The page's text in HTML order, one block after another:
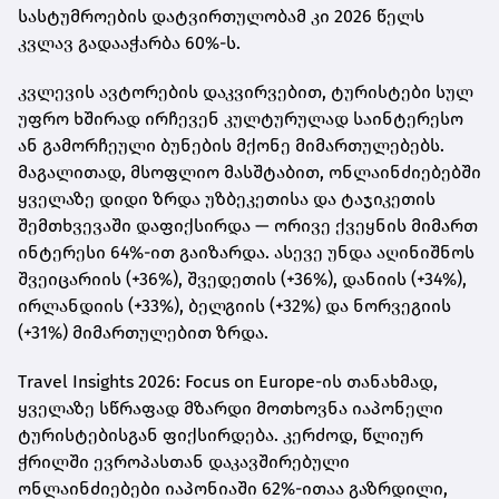
სასტუმროების დატვირთულობამ კი 2026 წელს
კვლავ გადააჭარბა 60%-ს.
კვლევის ავტორების დაკვირვებით, ტურისტები სულ
უფრო ხშირად ირჩევენ კულტურულად საინტერესო
ან გამორჩეული ბუნების მქონე მიმართულებებს.
მაგალითად, მსოფლიო მასშტაბით, ონლაინძიებებში
ყველაზე დიდი ზრდა უზბეკეთისა და ტაჯიკეთის
შემთხვევაში დაფიქსირდა — ორივე ქვეყნის მიმართ
ინტერესი 64%-ით გაიზარდა. ასევე უნდა აღინიშნოს
შვეიცარიის (+36%), შვედეთის (+36%), დანიის (+34%),
ირლანდიის (+33%), ბელგიის (+32%) და ნორვეგიის
(+31%) მიმართულებით ზრდა.
Travel Insights 2026: Focus on Europe-ის თანახმად,
ყველაზე სწრაფად მზარდი მოთხოვნა იაპონელი
ტურისტებისგან ფიქსირდება. კერძოდ, წლიურ
ჭრილში ევროპასთან დაკავშირებული
ონლაინძიებები იაპონიაში 62%-ითაა გაზრდილი,